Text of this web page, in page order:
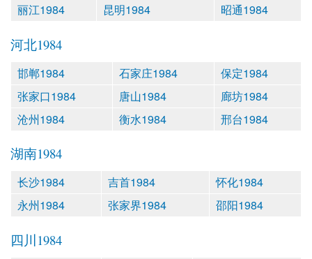
丽江1984
昆明1984 昭通1984
河北1984
邯郸1984 石家庄1984
保定1984
张家口1984
唐山1984
廊坊1984
沧州1984
衡水1984 邢台1984
湖南1984
长沙1984 吉首1984
怀化1984
永州1984
张家界1984 邵阳1984
四川1984